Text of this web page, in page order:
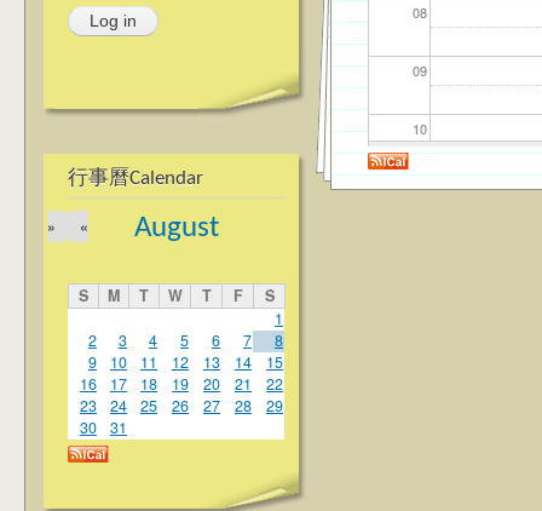
行事曆Calendar
August
«
»
S M T W T F
S
1
2
3 4 5 6 7
8
9
10 11 12 13 14
15
16
17 18 19 20 21
22
23
24 25 26 27 28
29
30
31
08
09
10
11